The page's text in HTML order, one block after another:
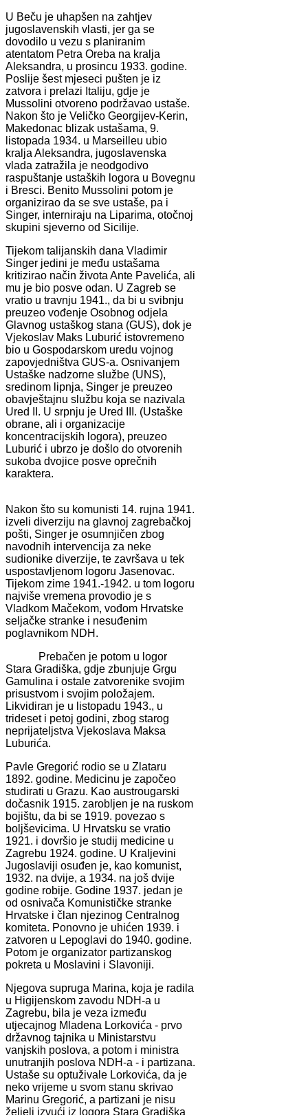
U Beču je uhapšen na zahtjev
jugoslavenskih vlasti, jer ga se
dovodilo u vezu s planiranim
atentatom Petra Oreba na kralja
Aleksandra, u prosincu 1933. godine.
Poslije šest mjeseci pušten je iz
zatvora i prelazi Italiju, gdje je
Mussolini otvoreno podržavao ustaše.
Nakon što je Veličko Georgijev-Kerin,
Makedonac blizak ustašama, 9.
listopada 1934. u Marseilleu ubio
kralja Aleksandra, jugoslavenska
vlada zatražila je neodgodivo
raspuštanje ustaških logora u Bovegnu
i Bresci. Benito Mussolini potom je
organizirao da se sve ustaše, pa i
Singer, interniraju na Liparima, otočnoj
skupini sjeverno od Sicilije.
Tijekom talijanskih dana Vladimir
Singer jedini je među ustašama
kritizirao način života Ante Pavelića, ali
mu je bio posve odan. U Zagreb se
vratio u travnju 1941., da bi u svibnju
preuzeo vođenje Osobnog odjela
Glavnog ustaškog stana (GUS), dok je
Vjekoslav Maks Luburić istovremeno
bio u Gospodarskom uredu vojnog
zapovjedništva GUS-a. Osnivanjem
Ustaške nadzorne službe (UNS),
sredinom lipnja, Singer je preuzeo
obavještajnu službu koja se nazivala
Ured II. U srpnju je Ured III. (Ustaške
obrane, ali i organizacije
koncentracijskih logora), preuzeo
Luburić i ubrzo je došlo do otvorenih
sukoba dvojice posve oprečnih
karaktera.
Nakon što su komunisti 14. rujna 1941.
izveli diverziju na glavnoj zagrebačkoj
pošti, Singer je osumnjičen zbog
navodnih intervencija za neke
sudionike diverzije, te završava u tek
uspostavljenom logoru Jasenovac.
Tijekom zime 1941.-1942. u tom logoru
najviše vremena provodio je s
Vladkom Mačekom, vođom Hrvatske
seljačke stranke i nesuđenim
poglavnikom NDH.
Prebačen je potom u logor
Stara Gradiška, gdje zbunjuje Grgu
Gamulina i ostale zatvorenike svojim
prisustvom i svojim položajem.
Likvidiran je u listopadu 1943., u
trideset i petoj godini, zbog starog
neprijateljstva Vjekoslava Maksa
Luburića.
Pavle Gregorić rodio se u Zlataru
1892. godine. Medicinu je započeo
studirati u Grazu. Kao austrougarski
dočasnik 1915. zarobljen je na ruskom
bojištu, da bi se 1919. povezao s
boljševicima. U Hrvatsku se vratio
1921. i dovršio je studij medicine u
Zagrebu 1924. godine. U Kraljevini
Jugoslaviji osuđen je, kao komunist,
1932. na dvije, a 1934. na još dvije
godine robije. Godine 1937. jedan je
od osnivača Komunističke stranke
Hrvatske i član njezinog Centralnog
komiteta. Ponovno je uhićen 1939. i
zatvoren u Lepoglavi do 1940. godine.
Potom je organizator partizanskog
pokreta u Moslavini i Slavoniji.
Njegova supruga Marina, koja je radila
u Higijenskom zavodu NDH-a u
Zagrebu, bila je veza između
utjecajnog Mladena Lorkovića - prvo
državnog tajnika u Ministarstvu
vanjskih poslova, a potom i ministra
unutranjih poslova NDH-a - i partizana.
Ustaše su optuživale Lorkovića, da je
neko vrijeme u svom stanu skrivao
Marinu Gregorić, a partizani je nisu
željeli izvući iz logora Stara Gradiška